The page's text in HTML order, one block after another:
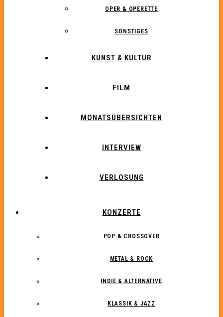
OPER & OPERETTE
SONSTIGES
KUNST & KULTUR
FILM
MONATSÜBERSICHTEN
INTERVIEW
VERLOSUNG
KONZERTE
POP & CROSSOVER
METAL & ROCK
INDIE & ALTERNATIVE
KLASSIK & JAZZ